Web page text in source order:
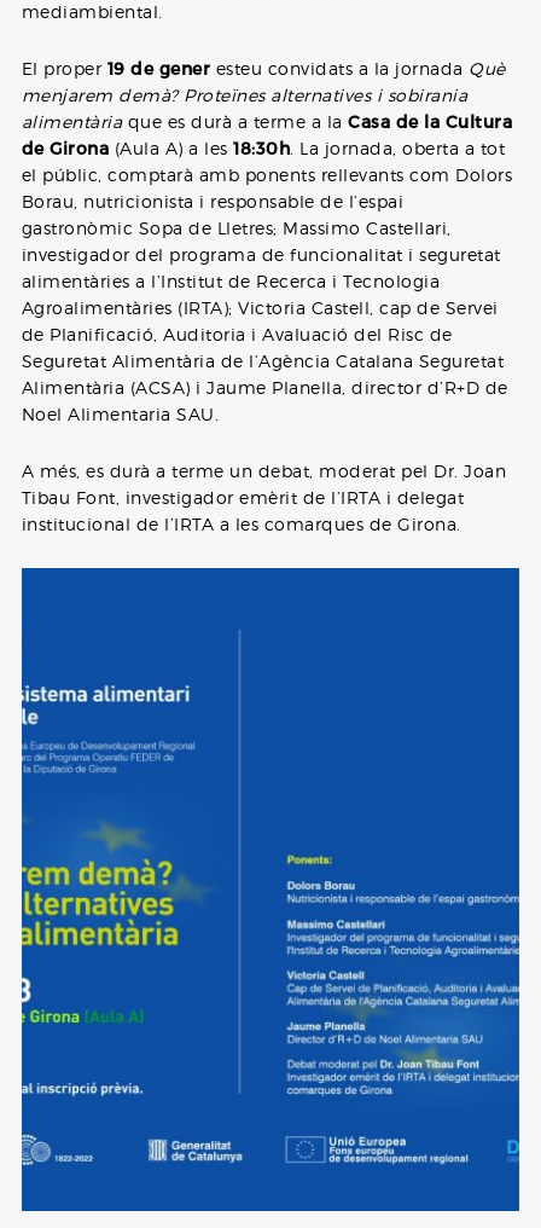
mediambiental.
El proper 19 de gener esteu convidats a la jornada Què
menjarem demà? Proteïnes alternatives i sobirania
alimentàriaque es durà a terme a laCasa de la Cultura
de Girona (Aula A) a les18:30h . La jornada, oberta a tot
el públic, comptarà amb ponents rellevants com Dolors
Borau, nutricionista i responsable de l’espai
gastronòmic Sopa de Lletres; Massimo Castellari,
investigador del programa de funcionalitat i seguretat
alimentàries a l’Institut de Recerca i Tecnologia
Agroalimentàries (IRTA); Victoria Castell, cap de Servei
de Planificació, Auditoria i Avaluació del Risc de
Seguretat Alimentària de l’Agència Catalana Seguretat
Alimentària (ACSA) i Jaume Planella, director d’R+D de
Noel Alimentaria SAU.
A més, es durà a terme un debat, moderat pel Dr. Joan
Tibau Font, investigador emèrit de l’IRTA i delegat
institucional de l’IRTA a les comarques de Girona.